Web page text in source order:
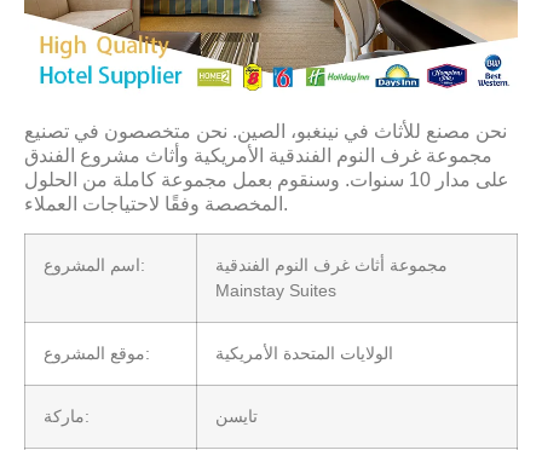
نحن مصنع للأثاث في نينغبو، الصين. نحن متخصصون في تصنيع
مجموعة غرف النوم الفندقية الأمريكية وأثاث مشروع الفندق
على مدار 10 سنوات. وسنقوم بعمل مجموعة كاملة من الحلول
المخصصة وفقًا لاحتياجات العملاء.
اسم المشروع:
مجموعة أثاث غرف النوم الفندقية
Mainstay Suites
موقع المشروع: الولايات المتحدة الأمريكية
ماركة: تايسن